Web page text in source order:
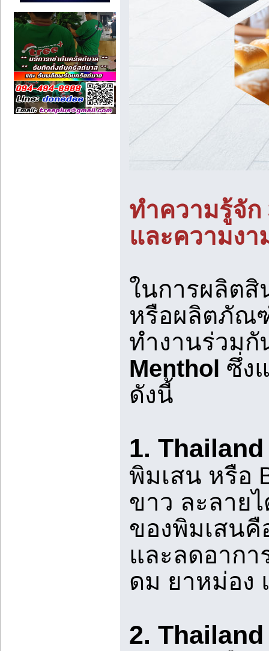
ทำความรู้จั
และความงา
ในการผลิตสิ
หรือผลิตภัณ
ทำงานร่วม
Menthol ซึ่ง
ดังนี้
1.
พิมเสน หรือ
ขาว ละลาย
ของพิมเสนคื
และลดอาก
ดม ยาหม่อง
2.